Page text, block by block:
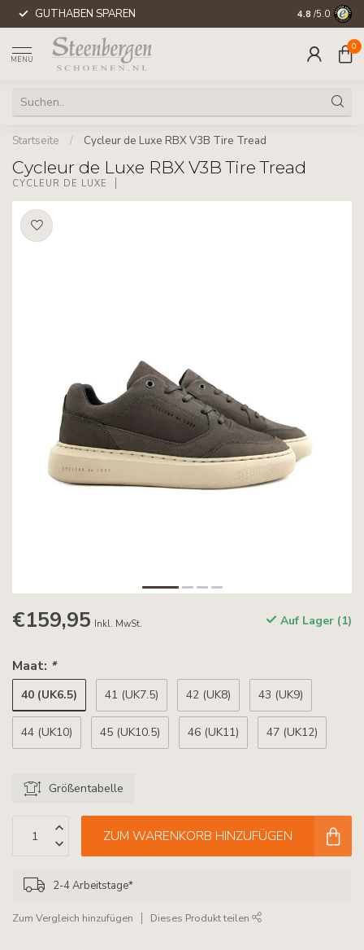
GUTHABEN SPAREN WELTWEITE
4.8 /5.0
MENU
0
Startseite / Cycleur de Luxe RBX V3B Tire Tread
Cycleur de Luxe RBX V3B Tire Tread
CYCLEUR DE LUXE
€159,95 Inkl. MwSt. Auf Lager (1)
Maat: *
40 (UK6.5) 41 (UK7.5) 42 (UK8) 43 (UK9)
44 (UK10) 45 (UK10.5) 46 (UK11) 47 (UK12)
Größentabelle
ZUM WARENKORB HINZUFÜGEN
2-4 Arbeitstage*
Zum Vergleich hinzufügen Dieses Produkt teilen